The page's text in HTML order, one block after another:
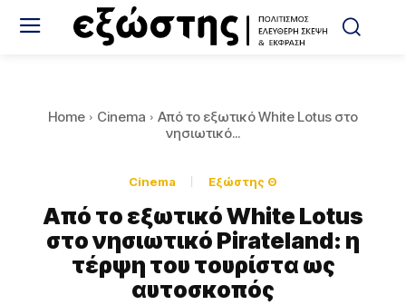
Home Cinema
Από το εξωτικό White Lotus στο
νησιωτικό...
Cinema Εξώστης Θ
Από το εξωτικό White Lotus
στο νησιωτικό Pirateland: η
τέρψη του τουρίστα ως
αυτοσκοπός